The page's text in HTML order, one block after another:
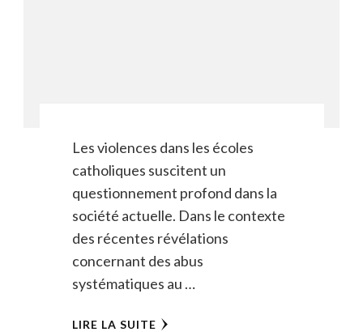
Les violences dans les écoles
catholiques suscitent un
questionnement profond dans la
société actuelle. Dans le contexte
des récentes révélations
concernant des abus
systématiques au …
LIRE LA SUITE